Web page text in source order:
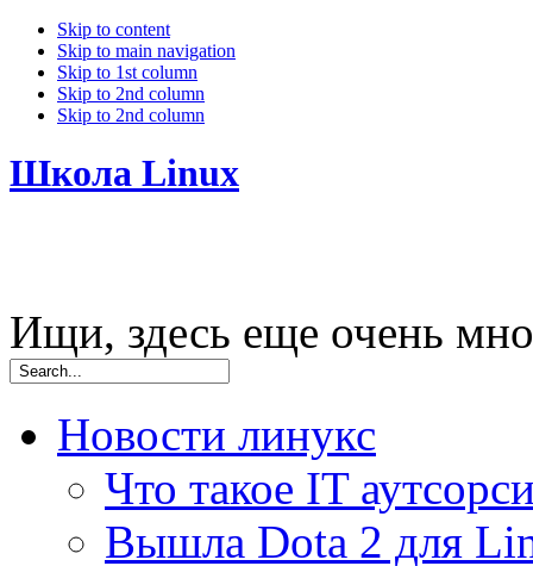
Skip to content
Skip to main navigation
Skip to 1st column
Skip to 2nd column
Skip to 2nd column
Школа Linux
Ищи, здесь еще очень
Новости линукс
Что такое IT
Вышла Dota 2 для